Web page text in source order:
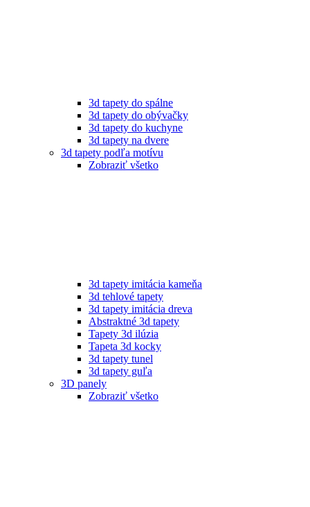
3d tapety do spálne
3d tapety do obývačky
3d tapety do kuchyne
3d tapety na dvere
3d tapety podľa motívu
Zobraziť všetko
3d tapety imitácia kameňa
3d tehlové tapety
3d tapety imitácia dreva
Abstraktné 3d tapety
Tapety 3d ilúzia
Tapeta 3d kocky
3d tapety tunel
3d tapety guľa
3D panely
Zobraziť všetko